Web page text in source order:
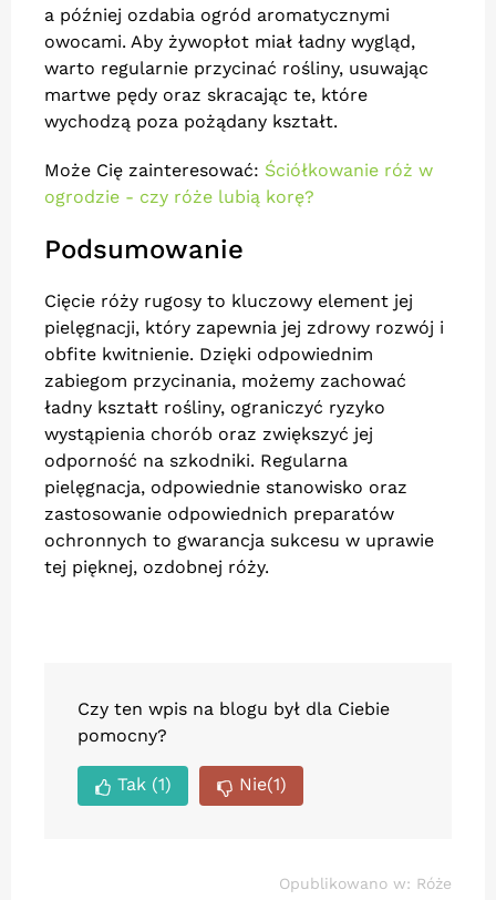
a później ozdabia ogród aromatycznymi
owocami. Aby żywopłot miał ładny wygląd,
warto regularnie przycinać rośliny, usuwając
martwe pędy oraz skracając te, które
wychodzą poza pożądany kształt.
Może Cię zainteresować: Ściółkowanie róż w
ogrodzie - czy róże lubią korę?
Podsumowanie
Cięcie róży rugosy to kluczowy element jej
pielęgnacji, który zapewnia jej zdrowy rozwój i
obfite kwitnienie. Dzięki odpowiednim
zabiegom przycinania, możemy zachować
ładny kształt rośliny, ograniczyć ryzyko
wystąpienia chorób oraz zwiększyć jej
odporność na szkodniki. Regularna
pielęgnacja, odpowiednie stanowisko oraz
zastosowanie odpowiednich preparatów
ochronnych to gwarancja sukcesu w uprawie
tej pięknej, ozdobnej róży.
Czy ten wpis na blogu był dla Ciebie
pomocny?
Tak (1) Nie(1)
Opublikowano w: Róże